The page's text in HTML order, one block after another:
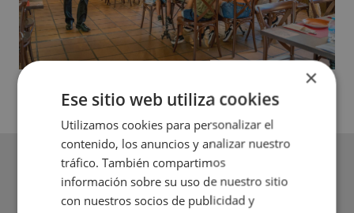
×
Ese sitio web utiliza cookies
Utilizamos cookies para personalizar el
contenido, los anuncios y analizar nuestro
tráfico. También compartimos
información sobre su uso de nuestro sitio
con nuestros socios de publicidad y